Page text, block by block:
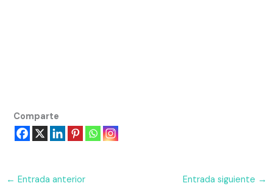
Comparte
← Entrada anterior Entrada siguiente →